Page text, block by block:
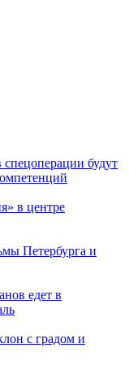
будут
в центре
Петербурга и
едет в
с градом и